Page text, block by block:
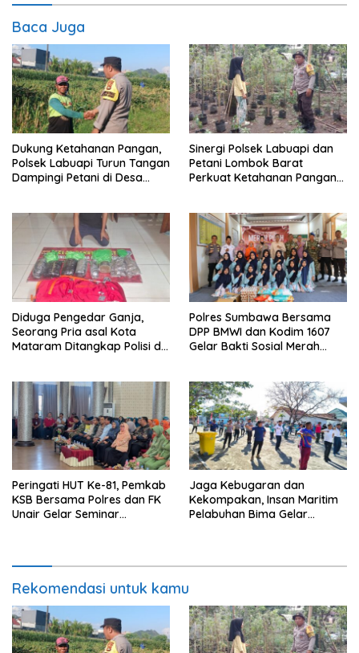
Baca Juga
Dukung Ketahanan Pangan,
Polsek Labuapi Turun Tangan
Dampingi Petani di Desa
Sinergi Polsek Labuapi dan
Petani Lombok Barat
Perkuat Ketahanan Pangan
Diduga Pengedar Ganja,
Seorang Pria asal Kota
Mataram Ditangkap Polisi di
Polres Sumbawa Bersama
DPP BMWI dan Kodim 1607
Gelar Bakti Sosial Merah
Peringati HUT Ke-81, Pemkab
KSB Bersama Polres dan FK
Unair Gelar Seminar
Jaga Kebugaran dan
Kekompakan, Insan Maritim
Pelabuhan Bima Gelar
Rekomendasi untuk kamu